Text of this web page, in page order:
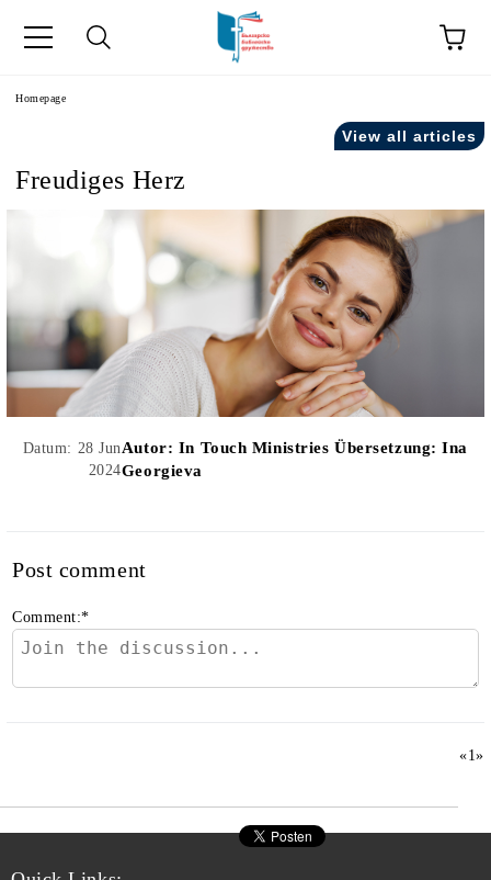
Homepage
View all articles
Freudiges Herz
Datum: 28 Jun
2024
Autor: In Touch Ministries Übersetzung: Ina
Georgieva
Post comment
Comment:*
«1»